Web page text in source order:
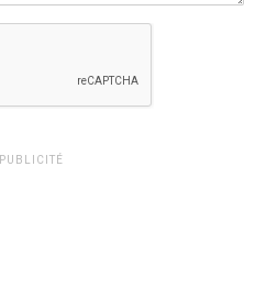
PUBLICITÉ